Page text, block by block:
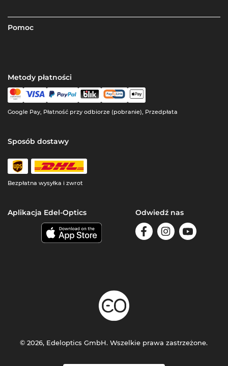
Pomoc
Metody płatności
Google Pay, Płatność przy odbiorze (pobranie), Przedpłata
Sposób dostawy
Bezpłatna wysyłka i zwrot
Aplikacja Edel-Optics Odwiedź nas
© 2026, Edeloptics GmbH. Wszelkie prawa zastrzeżone.